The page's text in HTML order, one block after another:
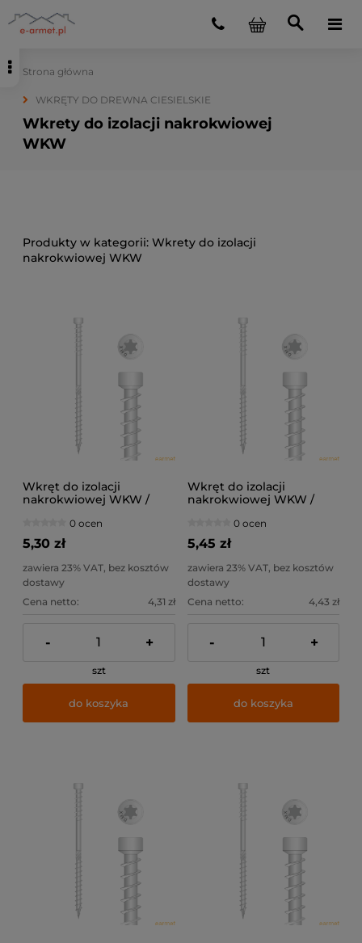
Strona główna
WKRĘTY DO DREWNA CIESIELSKIE
Wkrety do izolacji nakrokwiowej
WKW
Wkrety do izolacji
nakrokwiowej WKW
Wkręt do izolacji
nakrokwiowej WKW /
0 ocen
5,30 zł
zawiera 23% VAT, bez kosztów
dostawy
Cena netto:
4,31 zł
- +
szt
do koszyka
Wkręt do izolacji
nakrokwiowej WKW /
0 ocen
5,45 zł
zawiera 23% VAT, bez kosztów
dostawy
Cena netto:
4,43 zł
- +
szt
do koszyka